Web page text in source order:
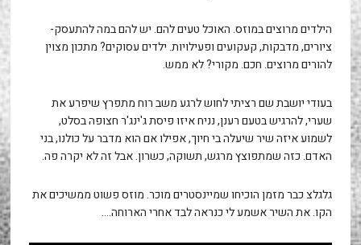
הילדים מרוצים במוזס. האוכל טעים להם. יש להם במה להתעסק-
ציורים, מדבקות, קעקועים ופעילויות. ילדים עסוקים? מתכון מצוין
להורים מרוצים. חכם. מקורי? לא ממש.
בעודי יושבת שם רציתי לחוש לרגע משב רוח מתפרץ שיפרע את
שערי, להרגיש בטעם רענן, נניח איזו פיסת ג'ינג'ר חצופה בסלט,
לשמוע איזה שיר שיעלה בי חיוך, אפילו אם הוא מדבר על כולנו, בני
האדם. כזה שמתפוצץ מרגש, תשוקה, כשרון. אבל זה לא יקרה פה.
גלגלצ כבר מזמן הוכיחו שמיינסטרים מוכר. מוזס פשוט ממשיכים את
הקו. את השיר אשמע לי כנראה לבד אחרי הארוחה….